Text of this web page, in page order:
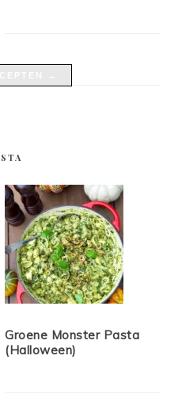
Groene Monster Pasta
(Halloween)